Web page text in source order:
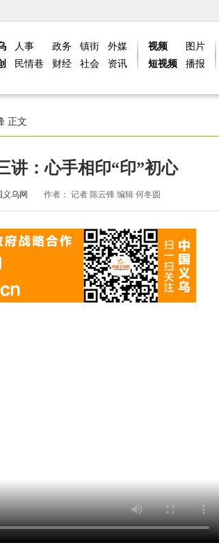
人事
民情巷
政务
财经
镇街
社会
外媒
资讯
视频
短视频
图片
播报
正文
讲：心手相印“印”初心
义乌网 作者： 记者 陈云锋 编辑 何冬圆